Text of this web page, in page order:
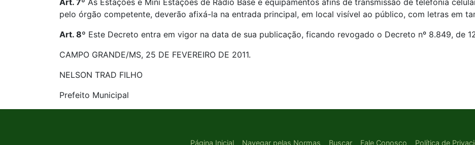
Art. 7º As Estações e Mini Estações de Rádio Base e equipamentos afins de transmissão de telefonia
pelo órgão competente, deverão afixá-la na entrada principal, em local visível ao público, com letras em
Art. 8º Este Decreto entra em vigor na data de sua publicação, ficando revogado o Decreto nº 8.849, de
CAMPO GRANDE/MS, 25 DE FEVEREIRO DE 2011.
NELSON TRAD FILHO
Prefeito Municipal
Página Inicial Navegar pelas Normas Buscar Fale Conosco Política de